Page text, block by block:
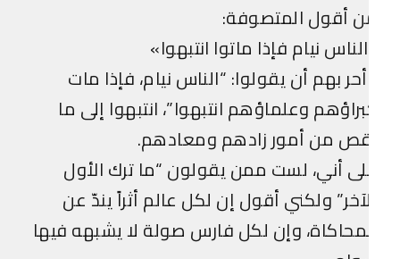
أقول المتصوفة:
نيام فإذا ماتوا انتبهوا»
بهم أن يقولوا: “الناس نيام، فإذا مات
وعلماؤهم انتبهوا”، انتبهوا إلى ما
من أمور زادهم ومعادهم.
أني، لست ممن يقولون “ما ترك الأول
ولكني أقول إن لكل عالم أثراً يندّ عن
وإن لكل فارس صولة لا يشبهه فيها